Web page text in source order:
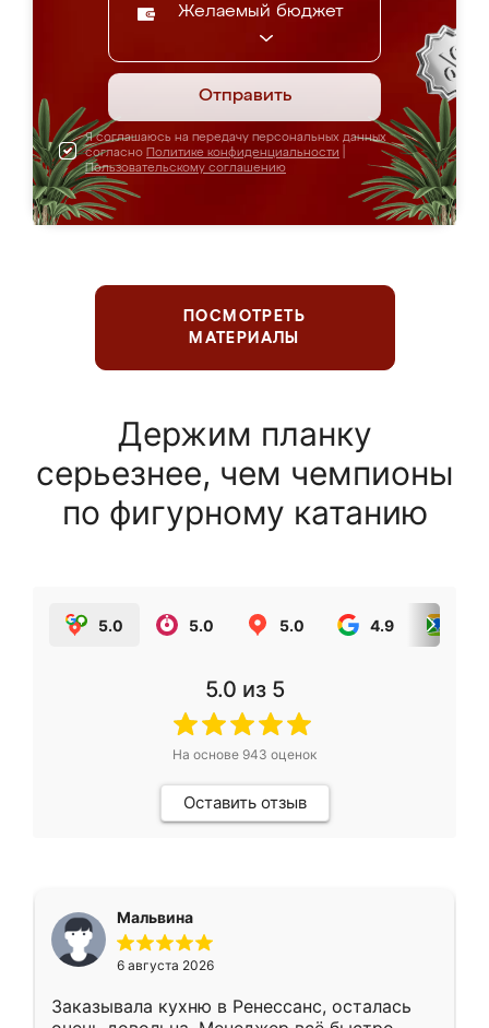
Желаемый бюджет
Отправить
Я соглашаюсь на передачу персональных данных
согласно Политике конфиденциальности
Пользовательскому соглашению
ПОСМОТРЕТЬ
МАТЕРИАЛЫ
Держим планку
серьезнее, чем чемпионы
по фигурному катанию
5.0 5.0 5.0 4.9
5.0 из 5
На основе 943 оценок
Оставить отзыв
Мальвина
6 августа 2026
Заказывала кухню в Ренессанс, осталась